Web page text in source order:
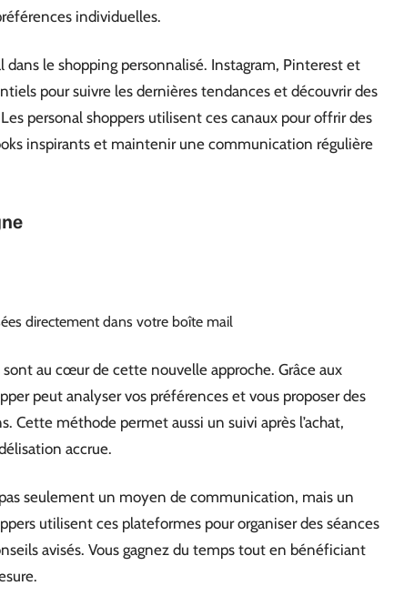
individuelles.
le shopping personnalisé. Instagram, Pinterest et
pour suivre les dernières tendances et découvrir des
personal shoppers utilisent ces canaux pour offrir des
inspirants et maintenir une communication régulière
directement dans votre boîte mail
sont au cœur de cette nouvelle approche. Grâce aux
peut analyser vos préférences et vous proposer des
Cette méthode permet aussi un suivi après l’achat,
accrue.
pas seulement un moyen de communication, mais un
utilisent ces plateformes pour organiser des séances
avisés. Vous gagnez du temps tout en bénéficiant